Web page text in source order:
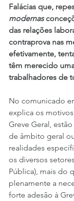
Falácias que,
modernas
das relações
contraprova nas
efetivamente,
têm merecido
trabalhadores de
No comunicado
explica os
Greve Geral,
de âmbito geral
realidades
os diversos
Pública), mais do
plenamente a
forte adesão à